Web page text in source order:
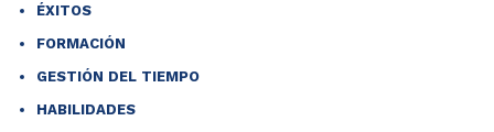
ÉXITOS
FORMACIÓN
GESTIÓN DEL TIEMPO
HABILIDADES